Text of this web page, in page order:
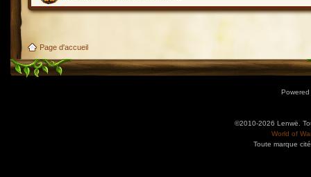
Page d'accueil
©2010-2026 Lenwë.
World of
Toute marque